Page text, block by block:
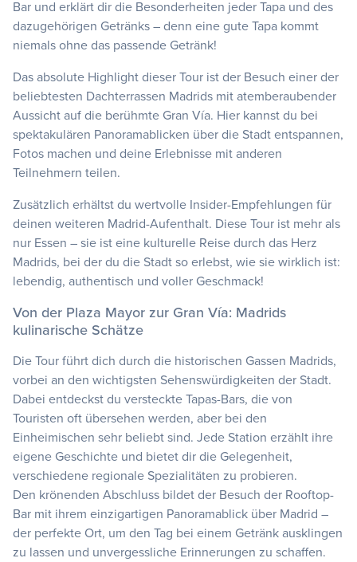
Bar und erklärt dir die Besonderheiten jeder Tapa und des
dazugehörigen Getränks – denn eine gute Tapa kommt
niemals ohne das passende Getränk!
Das absolute Highlight dieser Tour ist der Besuch einer der
beliebtesten Dachterrassen Madrids mit atemberaubender
Aussicht auf die berühmte Gran Vía. Hier kannst du bei
spektakulären Panoramablicken über die Stadt entspannen,
Fotos machen und deine Erlebnisse mit anderen
Teilnehmern teilen.
Zusätzlich erhältst du wertvolle Insider-Empfehlungen für
deinen weiteren Madrid-Aufenthalt. Diese Tour ist mehr als
nur Essen – sie ist eine kulturelle Reise durch das Herz
Madrids, bei der du die Stadt so erlebst, wie sie wirklich ist:
lebendig, authentisch und voller Geschmack!
Von der Plaza Mayor zur Gran Vía: Madrids
kulinarische Schätze
Die Tour führt dich durch die historischen Gassen Madrids,
vorbei an den wichtigsten Sehenswürdigkeiten der Stadt.
Dabei entdeckst du versteckte Tapas-Bars, die von
Touristen oft übersehen werden, aber bei den
Einheimischen sehr beliebt sind. Jede Station erzählt ihre
eigene Geschichte und bietet dir die Gelegenheit,
verschiedene regionale Spezialitäten zu probieren.
Den krönenden Abschluss bildet der Besuch der Rooftop-
Bar mit ihrem einzigartigen Panoramablick über Madrid –
der perfekte Ort, um den Tag bei einem Getränk ausklingen
zu lassen und unvergessliche Erinnerungen zu schaffen.